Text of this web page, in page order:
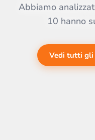
Abbiamo
10 hanno
Vedi tutti gli